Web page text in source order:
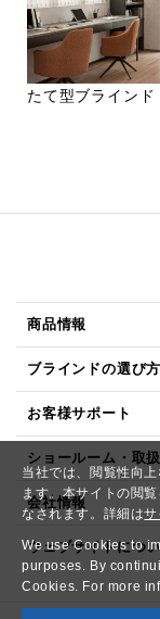
当社では、閲覧性向
ます。本サイトの閲
なされます。詳細はサ
We use Cookies to
purposes. By
Cookies. For more
たて型ブラインド
商品情報
ブラインドの選び方
お客様サポート
ショールーム・取
会社情報
ウェブサイトにつ